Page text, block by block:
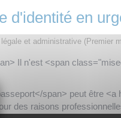
d'identité en
et administrative (Premier
Il n'est <span
span> peut être
des raisons